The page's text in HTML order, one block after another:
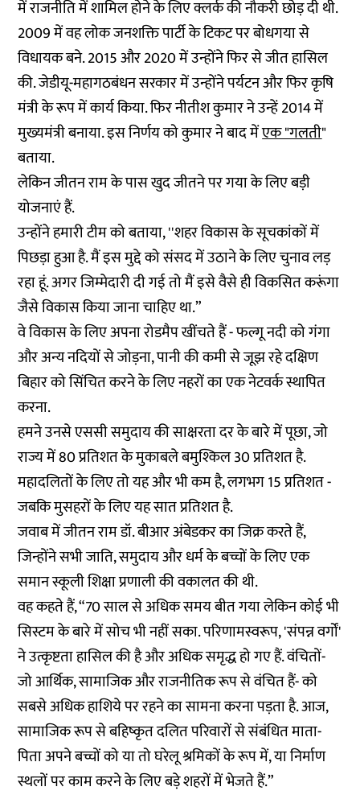
में राजनीति में शामिल होने के लिए क्लर्क की नौकरी छोड़ दी थी.
2009 में वह लोक जनशक्ति पार्टी के टिकट पर बोधगया से
विधायक बने. 2015 और 2020 में उन्होंने फिर से जीत हासिल
की. जेडीयू-महागठबंधन सरकार में उन्होंने पर्यटन और फिर कृषि
मंत्री के रूप में कार्य किया. फिर नीतीश कुमार ने उन्हें 2014 में
मुख्यमंत्री बनाया. इस निर्णय को कुमार ने बाद मेंएक "गलती"
बताया.
लेकिन जीतन राम के पास खुद जीतने पर गया के लिए बड़ी
योजनाएं हैं.
उन्होंने हमारी टीम को बताया, ''शहर विकास के सूचकांकों में
पिछड़ा हुआ है. मैं इस मुद्दे को संसद में उठाने के लिए चुनाव लड़
रहा हूं. अगर जिम्मेदारी दी गई तो मैं इसे वैसे ही विकसित करूंगा
जैसे विकास किया जाना चाहिए था.”
वे विकास के लिए अपना रोडमैप खींचते हैं - फल्गू नदी को गंगा
और अन्य नदियों से जोड़ना, पानी की कमी से जूझ रहे दक्षिण
बिहार को सिंचित करने के लिए नहरों का एक नेटवर्क स्थापित
करना.
हमने उनसे एससी समुदाय की साक्षरता दर के बारे में पूछा, जो
राज्य में 80 प्रतिशत के मुकाबले बमुश्किल 30 प्रतिशत है.
महादलितों के लिए तो यह और भी कम है, लगभग 15 प्रतिशत -
जबकि मुसहरों के लिए यह सात प्रतिशत है.
जवाब में जीतन राम डॉ. बीआर अंबेडकर का जिक्र करते हैं,
जिन्होंने सभी जाति, समुदाय और धर्म के बच्चों के लिए एक
समान स्कूली शिक्षा प्रणाली की वकालत की थी.
वह कहते हैं, “70 साल से अधिक समय बीत गया लेकिन कोई भी
सिस्टम के बारे में सोच भी नहीं सका. परिणामस्वरूप, 'संपन्न वर्गों'
ने उत्कृष्टता हासिल की है और अधिक समृद्ध हो गए हैं. वंचितों-
जो आर्थिक, सामाजिक और राजनीतिक रूप से वंचित हैं- को
सबसे अधिक हाशिये पर रहने का सामना करना पड़ता है. आज,
सामाजिक रूप से बहिष्कृत दलित परिवारों से संबंधित माता-
पिता अपने बच्चों को या तो घरेलू श्रमिकों के रूप में, या निर्माण
स्थलों पर काम करने के लिए बड़े शहरों में भेजते हैं.”